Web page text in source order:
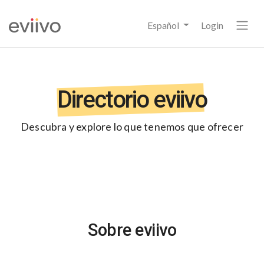
Español Login
Directorio eviivo
Descubra y explore lo que tenemos que ofrecer
Sobre eviivo